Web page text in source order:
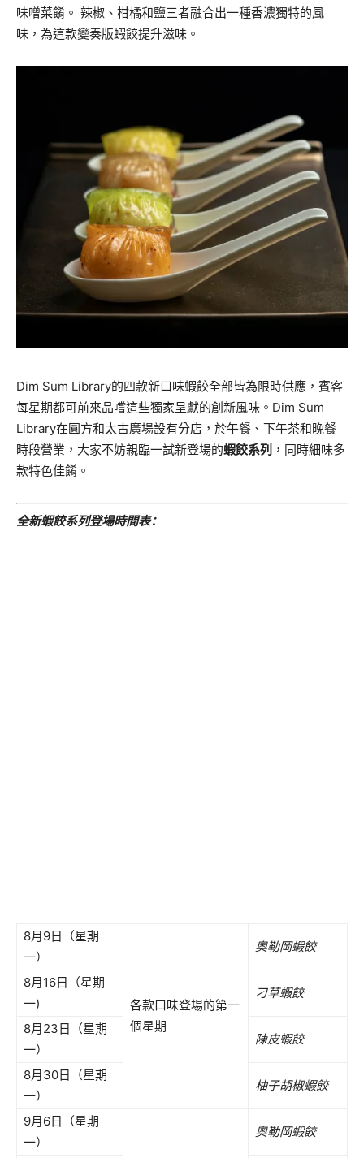
味噌菜餚。 辣椒、柑橘和鹽三者融合出一種香濃獨特的風
味，為這款變奏版蝦餃提升滋味。
Dim Sum Library的四款新口味蝦餃全部皆為限時供應，賓客
每星期都可前來品嚐這些獨家呈獻的創新風味。Dim Sum
Library在圓方和太古廣場設有分店，於午餐、下午茶和晚餐
時段營業，大家不妨親臨一試新登場的蝦餃系列 ，同時細味多
款特色佳餚。
全新蝦餃系列登場時間表：
8月9日（星期
一）
各款口味登場的第一
個星期
奧勒岡蝦餃
8月16日（星期
一)
刁草蝦餃
8月23日（星期
一）
陳皮蝦餃
8月30日（星期
一）
柚子胡椒蝦餃
9月6日（星期
一）
奧勒岡蝦餃